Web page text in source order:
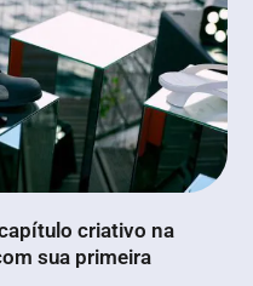
criativo na
sua primeira